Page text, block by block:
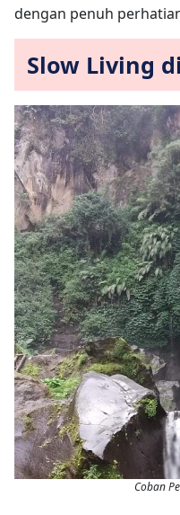
dengan penuh
Slow Living
Coban